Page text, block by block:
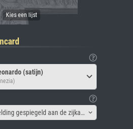
(satijn)
Canvas lijst - Afbeelding gespiegeld aan de zijkant